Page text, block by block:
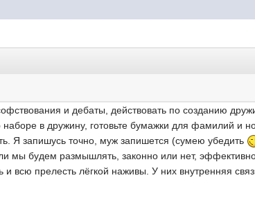
и дебаты, действовать по созданию
в дружину, готовьте бумажки для фамилий и
Я запишусь точно, муж запишется (сумею убедить
мы будем размышлять, законно или нет,
всю прелесть лёгкой наживы. У них внутренняя